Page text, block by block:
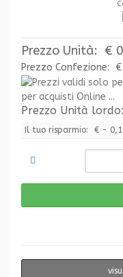
Prezzo Unità: €
Prezzo Confezione:
per acquisti Online ...
Prezzo Unità lordo:
Il tuo risparmio: € -